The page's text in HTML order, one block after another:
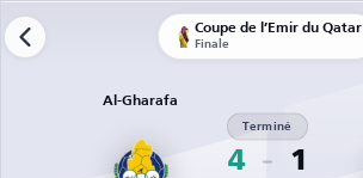
Coupe de l’Émir du Qatar
Finale
Al-Gharafa
4
Terminé
1